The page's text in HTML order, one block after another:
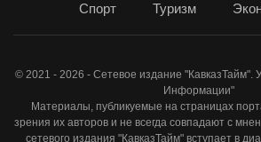
Спорт Туризм
© 2021 - 2026 - Сетевое издание
Информации"
Материалы, публикуемые на страницах
зрения их авторов и не всегда совпадают с
сетевого издания "КавказТайм" вступает в